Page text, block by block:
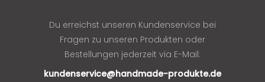
Du erreichst unseren Kundenservice bei
Fragen zu unseren Produkten oder
Bestellungen jederzeit via E-Mail:
kundenservice@handmade-produkte.de